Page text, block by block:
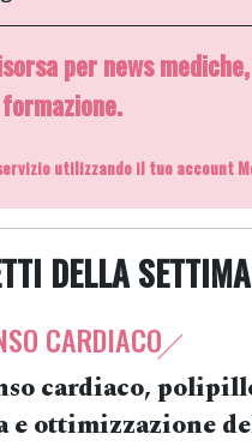
per news
utilizzando il tuo account
DELLA
CARDIACO
cardiaco,
e ottimizzazione